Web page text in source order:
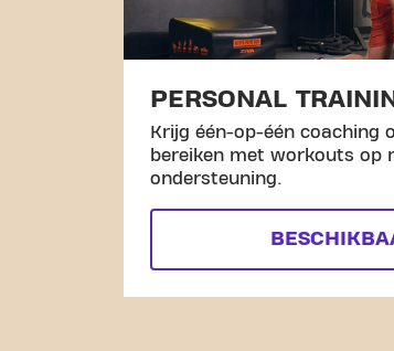
PERSONAL
Krijg één-op-één coaching
bereiken met workouts op
ondersteuning.